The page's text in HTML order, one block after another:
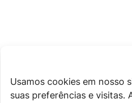
Usamos cookies em nosso
suas preferências e visitas.